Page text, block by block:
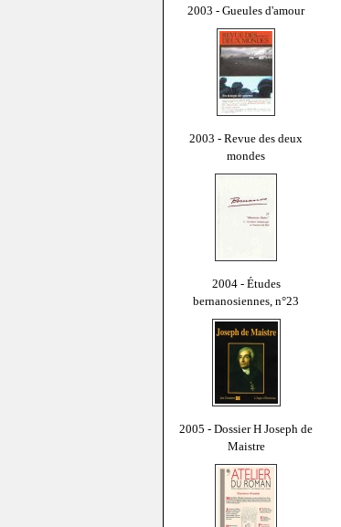
2003 - Gueules d'amour
2003 - Revue des deux
mondes
2004 - Études
bernanosiennes, n°23
2005 - Dossier H Joseph de
Maistre